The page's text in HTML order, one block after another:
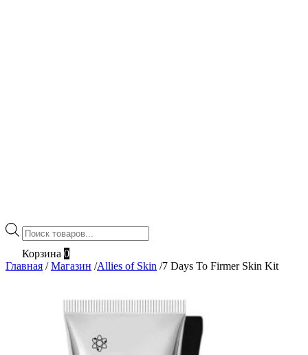
Поиск
товаров
Корзина 0
Главная / Магазин /Allies of Skin /7 Days To Firmer Skin Kit